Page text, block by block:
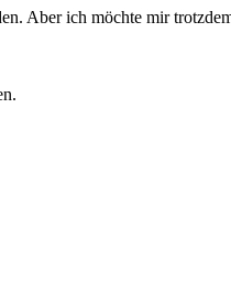
Aber ich möchte mir